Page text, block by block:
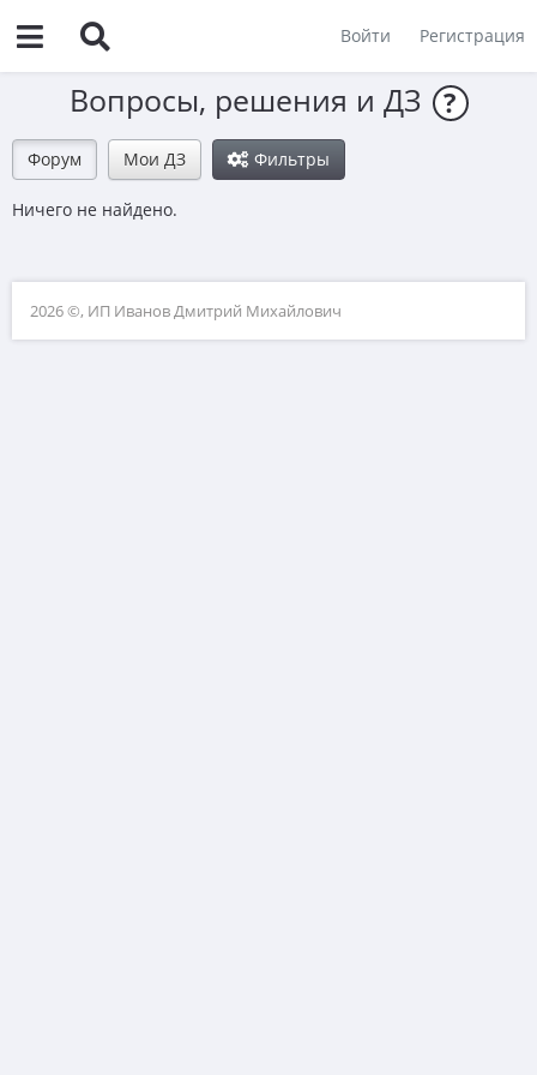
Войти Регистрация
Вопросы, решения и ДЗ ?
Форум Мои ДЗ Фильтры
Ничего не найдено.
2026 ©, ИП Иванов Дмитрий Михайлович